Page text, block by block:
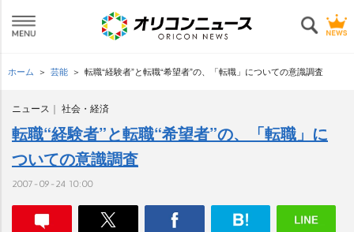
ホーム 芸能 転職“経験者”と転職“希望者”の、「転職」についての意識調査
ニュース 社会・経済
転職“経験者”と転職“希望者”の、「転職」に
ついての意識調査
2007-09-24 10:00